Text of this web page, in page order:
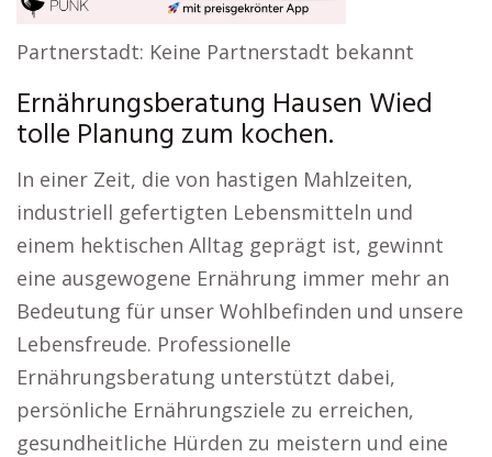
Partnerstadt: Keine Partnerstadt bekannt
Ernährungsberatung Hausen Wied
tolle Planung zum kochen.
In einer Zeit, die von hastigen Mahlzeiten,
industriell gefertigten Lebensmitteln und
einem hektischen Alltag geprägt ist, gewinnt
eine ausgewogene Ernährung immer mehr an
Bedeutung für unser Wohlbefinden und unsere
Lebensfreude. Professionelle
Ernährungsberatung unterstützt dabei,
persönliche Ernährungsziele zu erreichen,
gesundheitliche Hürden zu meistern und eine